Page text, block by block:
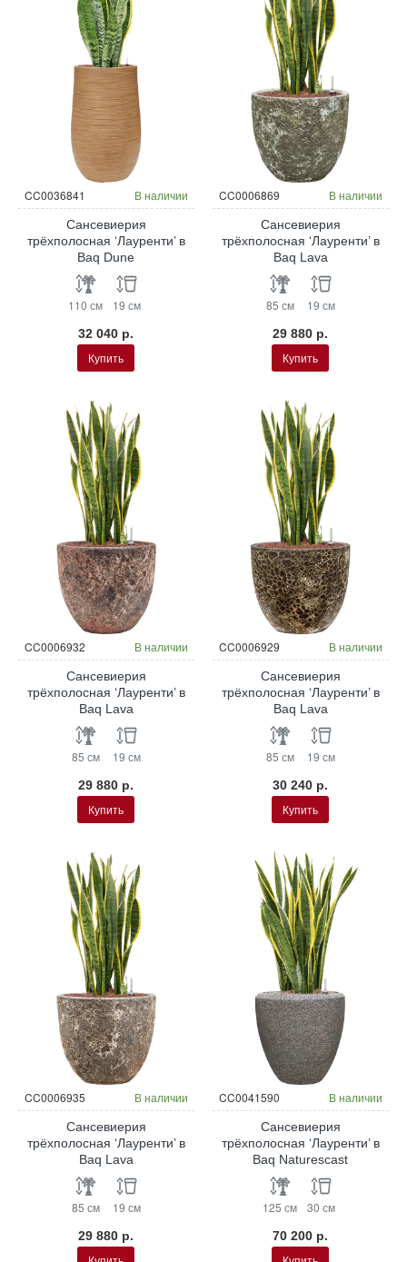
CC0036841 В наличии
Сансевиерия
трёхполосная ‘Лауренти’ в
Baq Dune
110 см 19 см
32 040 р.
Купить
CC0006869 В наличии
Сансевиерия
трёхполосная ‘Лауренти’ в
Baq Lava
85 см 19 см
29 880 р.
Купить
CC0006932 В наличии
Сансевиерия
трёхполосная ‘Лауренти’ в
Baq Lava
85 см 19 см
29 880 р.
Купить
CC0006929 В наличии
Сансевиерия
трёхполосная ‘Лауренти’ в
Baq Lava
85 см 19 см
30 240 р.
Купить
CC0006935 В наличии
Сансевиерия
трёхполосная ‘Лауренти’ в
Baq Lava
85 см 19 см
29 880 р.
CC0041590 В наличии
Сансевиерия
трёхполосная ‘Лауренти’ в
Baq Naturescast
125 см 30 см
70 200 р.